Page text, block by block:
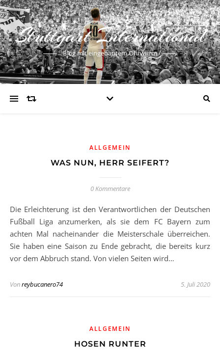
Stuttgart International
Blog mit eingebautem Ohrwurm
ALLGEMEIN
WAS NUN, HERR SEIFERT?
0 Kommentare
Die Erleichterung ist den Verantwortlichen der Deutschen
Fußball Liga anzumerken, als sie dem FC Bayern zum
achten Mal nacheinander die Meisterschale überreichen.
Sie haben eine Saison zu Ende gebracht, die bereits kurz
vor dem Abbruch stand. Von vielen Seiten wird…
Vonreybucanero74 5. Juli 2020
ALLGEMEIN
HOSEN RUNTER